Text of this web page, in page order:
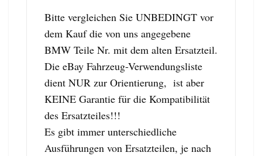
Bitte vergleichen Sie UNBEDINGT vor
dem Kauf die von uns angegebene
BMW Teile Nr. mit dem alten Ersatzteil.
Die eBay Fahrzeug-Verwendungsliste
dient NUR zur Orientierung, ist aber
KEINE Garantie für die Kompatibilität
des Ersatzteiles!!!
Es gibt immer unterschiedliche
Ausführungen von Ersatzteilen, je nach